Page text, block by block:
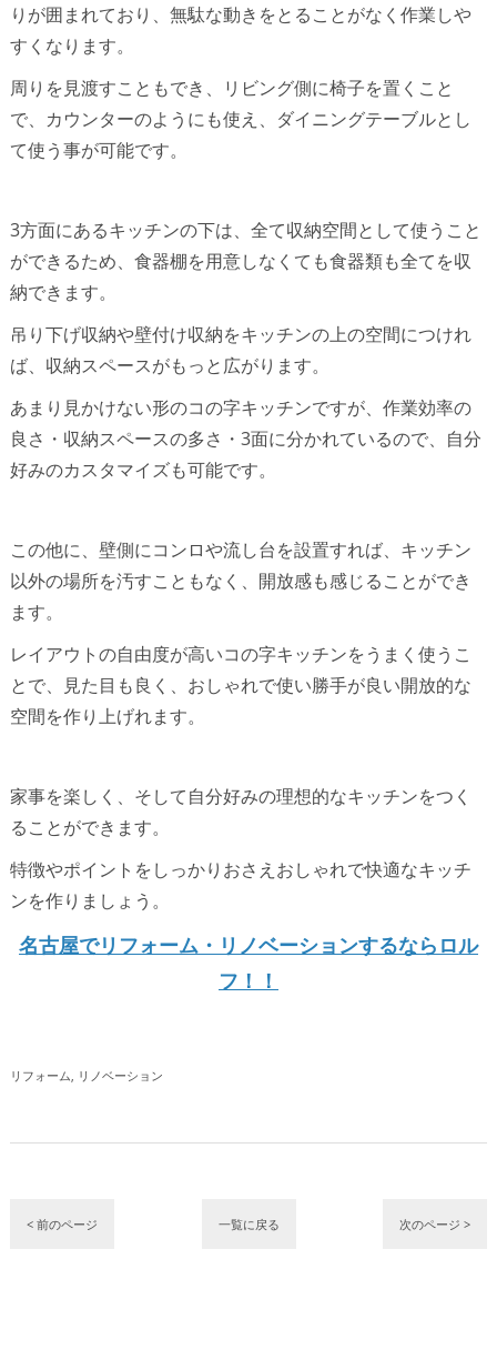
りが囲まれており、無駄な動きをとることがなく作業しや
すくなります。
周りを見渡すこともでき、リビング側に椅子を置くこと
で、カウンターのようにも使え、ダイニングテーブルとし
て使う事が可能です。
3方面にあるキッチンの下は、全て収納空間として使うこと
ができるため、食器棚を用意しなくても食器類も全てを収
納できます。
吊り下げ収納や壁付け収納をキッチンの上の空間につけれ
ば、収納スペースがもっと広がります。
あまり見かけない形のコの字キッチンですが、作業効率の
良さ・収納スペースの多さ・3面に分かれているので、自分
好みのカスタマイズも可能です。
この他に、壁側にコンロや流し台を設置すれば、キッチン
以外の場所を汚すこともなく、開放感も感じることができ
ます。
レイアウトの自由度が高いコの字キッチンをうまく使うこ
とで、見た目も良く、おしゃれで使い勝手が良い開放的な
空間を作り上げれます。
家事を楽しく、そして自分好みの理想的なキッチンをつく
ることができます。
特徴やポイントをしっかりおさえおしゃれで快適なキッチ
ンを作りましょう。
名古屋でリフォーム・リノベーションするならロル
フ！！
リフォーム リノベーション
< 前のページ 一覧に戻る 次のページ >